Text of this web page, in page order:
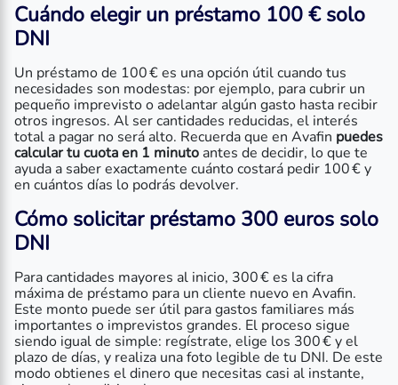
Cuándo elegir un préstamo 100 € solo
DNI
Un préstamo de 100 € es una opción útil cuando tus
necesidades son modestas: por ejemplo, para cubrir un
pequeño imprevisto o adelantar algún gasto hasta recibir
otros ingresos. Al ser cantidades reducidas, el interés
total a pagar no será alto. Recuerda que en Avafin puedes
calcular tu cuota en 1 minuto antes de decidir, lo que te
ayuda a saber exactamente cuánto costará pedir 100 € y
en cuántos días lo podrás devolver.
Cómo solicitar préstamo 300 euros solo
DNI
Para cantidades mayores al inicio, 300 € es la cifra
máxima de préstamo para un cliente nuevo en Avafin.
Este monto puede ser útil para gastos familiares más
importantes o imprevistos grandes. El proceso sigue
siendo igual de simple: regístrate, elige los 300 € y el
plazo de días, y realiza una foto legible de tu DNI. De este
modo obtienes el dinero que necesitas casi al instante,